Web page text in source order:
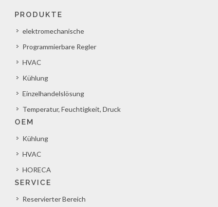
PRODUKTE
elektromechanische
Programmierbare Regler
HVAC
Kühlung
Einzelhandelslösung
Temperatur, Feuchtigkeit, Druck
OEM
Kühlung
HVAC
HORECA
SERVICE
Reservierter Bereich